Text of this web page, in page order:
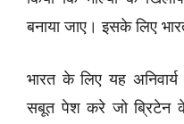
बनाया जाए। इसके लिए
भारत के लिए यह
सबूत पेश करे जो ब्रिटेन